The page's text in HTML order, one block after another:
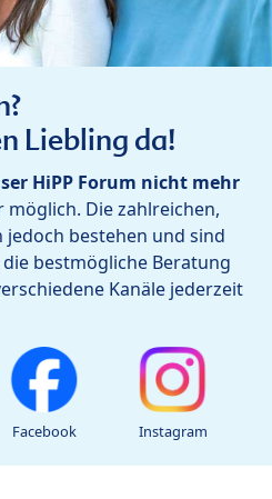
Liebling da!
HiPP Forum nicht mehr
Die zahlreichen,
bestehen und sind
bestmögliche Beratung
Kanäle jederzeit
Facebook Instagram